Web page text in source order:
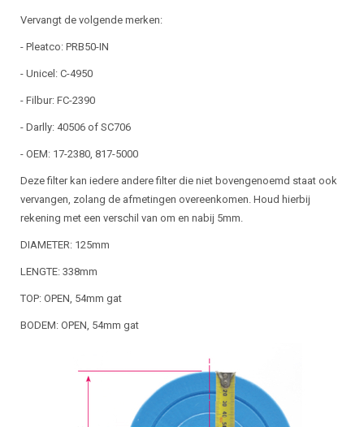
Vervangt de volgende merken:
- Pleatco: PRB50-IN
- Unicel: C-4950
- Filbur: FC-2390
- Darlly: 40506 of SC706
- OEM: 17-2380, 817-5000
Deze filter kan iedere andere filter die niet bovengenoemd staat ook
vervangen, zolang de afmetingen overeenkomen. Houd hierbij
rekening met een verschil van om en nabij 5mm.
DIAMETER: 125mm
LENGTE: 338mm
TOP: OPEN, 54mm gat
BODEM: OPEN, 54mm gat